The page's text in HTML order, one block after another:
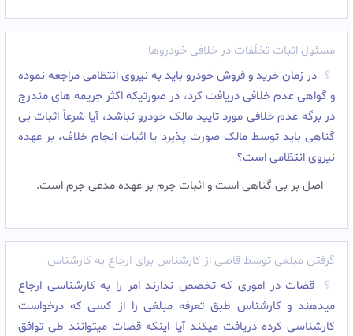
مسئول اثبات تخلّفات در خلافی خودروها
در زمان خرید و فروش خودرو باید به نیروی انتظامی مراجعه نموده
و گواهی عدم خلافی دریافت کرد، در صورتیکه اکثر جریمه های مندرج
در برگه عدم خلافی مورد تایید مالک خودرو نباشد، آیا شرعاً اثبات بی
گناهی باید توسط مالک صورت پذیرد یا اثبات انجام خلاف، بر عهده
نیروی انتظامی است؟
اصل بر بی گناهی است و اثبات جرم بر عهده مدعی جرم است.
گرفتن مبلغی توسط قاضی از کارشناس برای ارجاع به کارشناس
قضات در اموری که تخصص ندارند امر را به کارشناسی ارجاع
میدهند و کارشناس طبق تعرفه مبلغی را از کسی که درخواست
کارشناسی کرده دریافت میکند آیا اینکه قضات میتوانند طی توافق